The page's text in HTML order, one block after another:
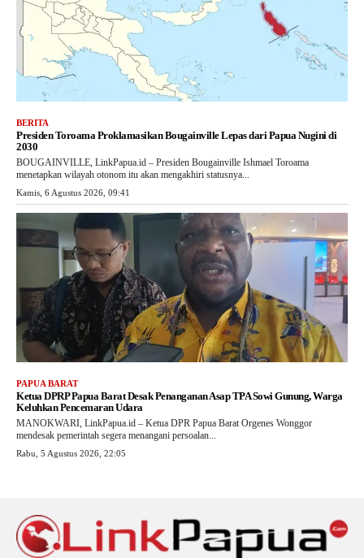
BERITA
Presiden Toroama Proklamasikan Bougainville Lepas dari Papua Nugini di
2030
BOUGAINVILLE, LinkPapua.id – Presiden Bougainville Ishmael Toroama
menetapkan wilayah otonom itu akan mengakhiri statusnya...
Kamis, 6 Agustus 2026, 09:41
PAPUA BARAT
Ketua DPRP Papua Barat Desak Penanganan Asap TPA Sowi Gunung, Warga
Keluhkan Pencemaran Udara
MANOKWARI, LinkPapua.id – Ketua DPR Papua Barat Orgenes Wonggor
mendesak pemerintah segera menangani persoalan...
Rabu, 5 Agustus 2026, 22:05